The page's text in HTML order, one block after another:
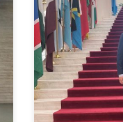
A Escola de Engenharia
presidente, professor
convidada pela
estabelecer parcerias
do ensino, investigação
maio a […]